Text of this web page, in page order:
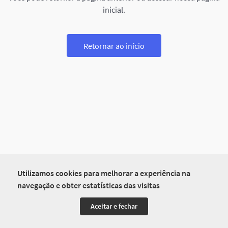
Utilizamos cookies para melhorar a experiência na
navegação e obter estatísticas das visitas
Aceitar e fechar
inicial.
Retornar ao início